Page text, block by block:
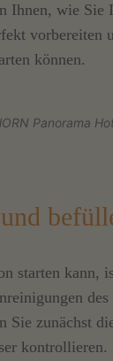
Ihnen, wie Sie
vorbereiten
können.
Panorama
starten kann,
Sie zunächst
kontrollieren.